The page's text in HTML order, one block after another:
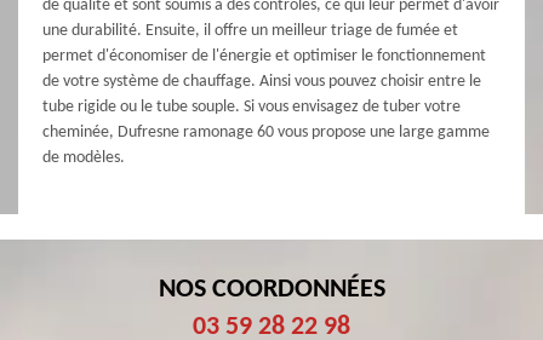
de qualité et sont soumis à des contrôles, ce qui leur permet d'avoir
une durabilité. Ensuite, il offre un meilleur triage de fumée et
permet d'économiser de l'énergie et optimiser le fonctionnement
de votre système de chauffage. Ainsi vous pouvez choisir entre le
tube rigide ou le tube souple. Si vous envisagez de tuber votre
cheminée, Dufresne ramonage 60 vous propose une large gamme
de modèles.
NOS COORDONNÉES
03 59 28 22 98